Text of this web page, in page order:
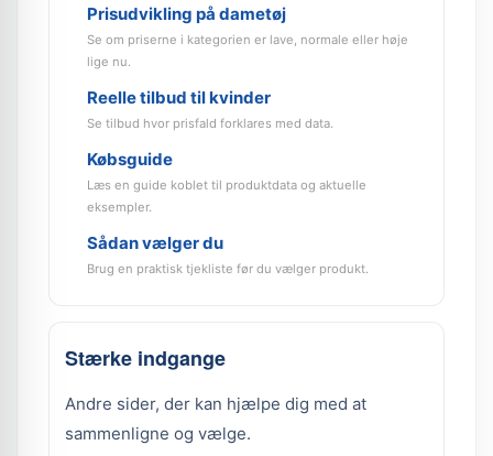
Prisudvikling på dametøj
Se om priserne i kategorien er lave, normale eller høje
lige nu.
Reelle tilbud til kvinder
Se tilbud hvor prisfald forklares med data.
Købsguide
Læs en guide koblet til produktdata og aktuelle
eksempler.
Sådan vælger du
Brug en praktisk tjekliste før du vælger produkt.
Stærke indgange
Andre sider, der kan hjælpe dig med at
sammenligne og vælge.